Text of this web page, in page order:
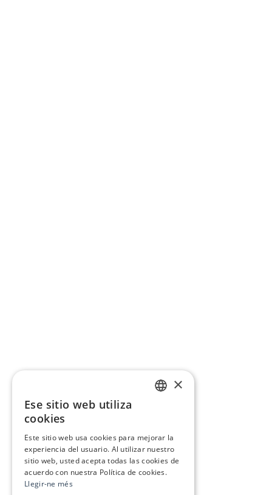
×
Ese sitio web utiliza
cookies
Este sitio web usa cookies para mejorar la
experiencia del usuario. Al utilizar nuestro
sitio web, usted acepta todas las cookies de
acuerdo con nuestra Política de cookies.
Llegir-ne més